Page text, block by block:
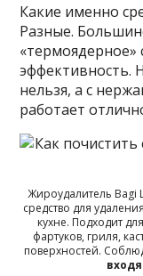
Какие именно
Разные.
«термоядерное»
эффективность.
нельзя, а с
работает
Жироудалитель
средство для
кухне. Подходит
фартуков, гриля,
поверхностей.